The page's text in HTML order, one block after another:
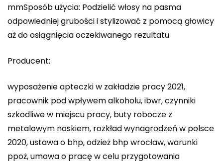
mmSposób użycia: Podzielić włosy na pasma
odpowiedniej grubości i stylizować z pomocą głowicy
aż do osiągnięcia oczekiwanego rezultatu
Producent:
wyposażenie apteczki w zakładzie pracy 2021,
pracownik pod wpływem alkoholu, ibwr, czynniki
szkodliwe w miejscu pracy, buty robocze z
metalowym noskiem, rozkład wynagrodzeń w polsce
2020, ustawa o bhp, odzież bhp wrocław, warunki
ppoż, umowa o pracę w celu przygotowania